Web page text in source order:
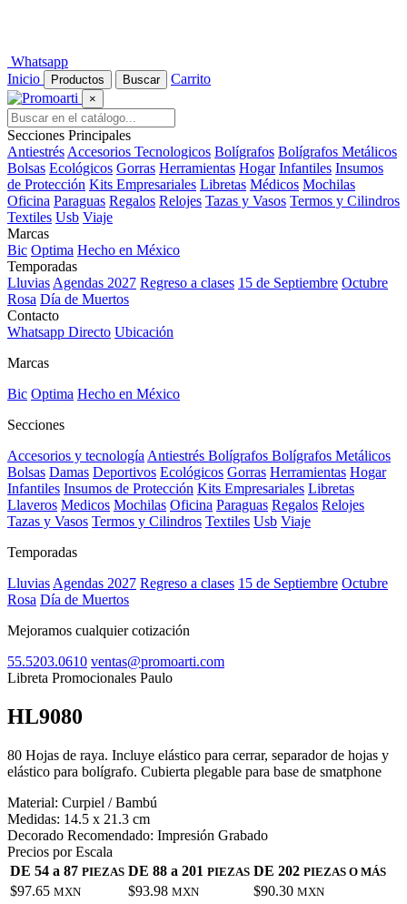
Whatsapp
Inicio
Productos Buscar Carrito
×
Secciones Principales
Antiestrés Accesorios Tecnologicos Bolígrafos Bolígrafos Metálicos
Bolsas Ecológicos Gorras Herramientas Hogar Infantiles Insumos
de Protección Kits Empresariales Libretas Médicos Mochilas
Oficina Paraguas Regalos Relojes Tazas y Vasos Termos y Cilindros
Textiles Usb Viaje
Marcas
Bic Optima Hecho en México
Temporadas
Lluvias Agendas 2027 Regreso a clases 15 de Septiembre Octubre
Rosa Día de Muertos
Contacto
Whatsapp Directo Ubicación
Marcas
Bic Optima Hecho en México
Secciones
Accesorios y tecnología Antiestrés Bolígrafos Bolígrafos Metálicos
Bolsas Damas Deportivos Ecológicos Gorras Herramientas Hogar
Infantiles Insumos de Protección Kits Empresariales Libretas
Llaveros Medicos Mochilas Oficina Paraguas Regalos Relojes
Tazas y Vasos Termos y Cilindros Textiles Usb Viaje
Temporadas
Lluvias Agendas 2027 Regreso a clases 15 de Septiembre Octubre
Rosa Día de Muertos
Mejoramos cualquier cotización
55.5203.0610 ventas@promoarti.com
Libreta Promocionales Paulo
HL9080
80 Hojas de raya. Incluye elástico para cerrar, separador de hojas y
elástico para bolígrafo. Cubierta plegable para base de smatphone
Material: Curpiel / Bambú
Medidas: 14.5 x 21.3 cm
Decorado Recomendado: Impresión Grabado
Precios por Escala
DE 54 a 87 PIEZAS DE 88 a 201 PIEZAS DE 202 PIEZAS O MÁS
$97.65 MXN $93.98 MXN $90.30 MXN